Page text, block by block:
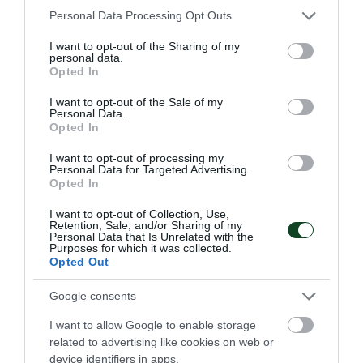
Please note that this website/app uses one or more Google
not limited to your visit or usage behaviour. You may click to
grant or deny consent to Google and its third-party tags to
use your data for below specified purposes in below Google
consent section.
Personal Data Processing Opt Outs
I want to opt-out of the Sharing of my
personal data.
Opted In
I want to opt-out of the Sale of my
Personal Data.
Opted In
I want to opt-out of processing my
Personal Data for Targeted Advertising.
Opted In
I want to opt-out of Collection, Use,
Retention, Sale, and/or Sharing of my
Personal Data that Is Unrelated with the
Purposes for which it was collected.
Opted Out
Google consents
I want to allow Google to enable storage
related to advertising like cookies on web or
device identifiers in apps.
Φιλική ήττα από τη Σουηδία
στο τελευταίο φιλικό επί ιταλικού εδάφους.
Ήττα από την Ιταλία στο τάι